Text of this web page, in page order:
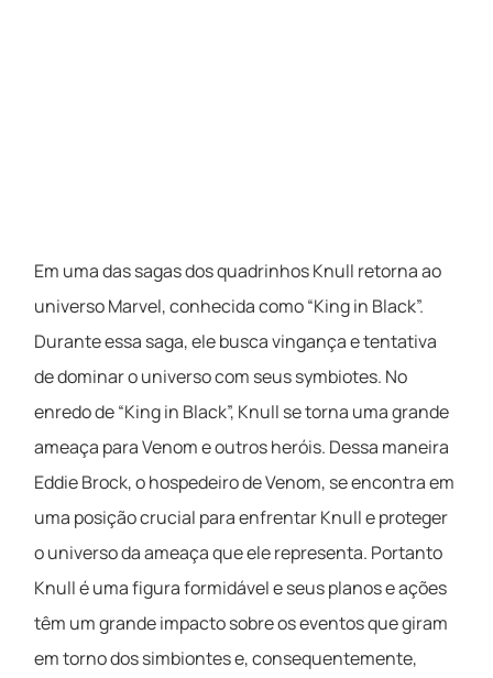
Em uma das sagas dos quadrinhos Knull retorna ao
universo Marvel, conhecida como “King in Black”.
Durante essa saga, ele busca vingança e tentativa
de dominar o universo com seus symbiotes. No
enredo de “King in Black”, Knull se torna uma grande
ameaça para Venom e outros heróis. Dessa maneira
Eddie Brock, o hospedeiro de Venom, se encontra em
uma posição crucial para enfrentar Knull e proteger
o universo da ameaça que ele representa. Portanto
Knull é uma figura formidável e seus planos e ações
têm um grande impacto sobre os eventos que giram
em torno dos simbiontes e, consequentemente,